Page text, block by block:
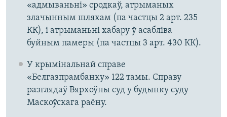
«адмываньні» сродкаў, атрыманых
злачынным шляхам (па частцы 2 арт. 235
КК), і атрыманьні хабару ў асабліва
буйным памеры (па частцы 3 арт. 430 КК).
У крымінальнай справе
«Белгазпрамбанку» 122 тамы. Справу
разглядаў Вярхоўны суд у будынку суду
Маскоўскага раёну.